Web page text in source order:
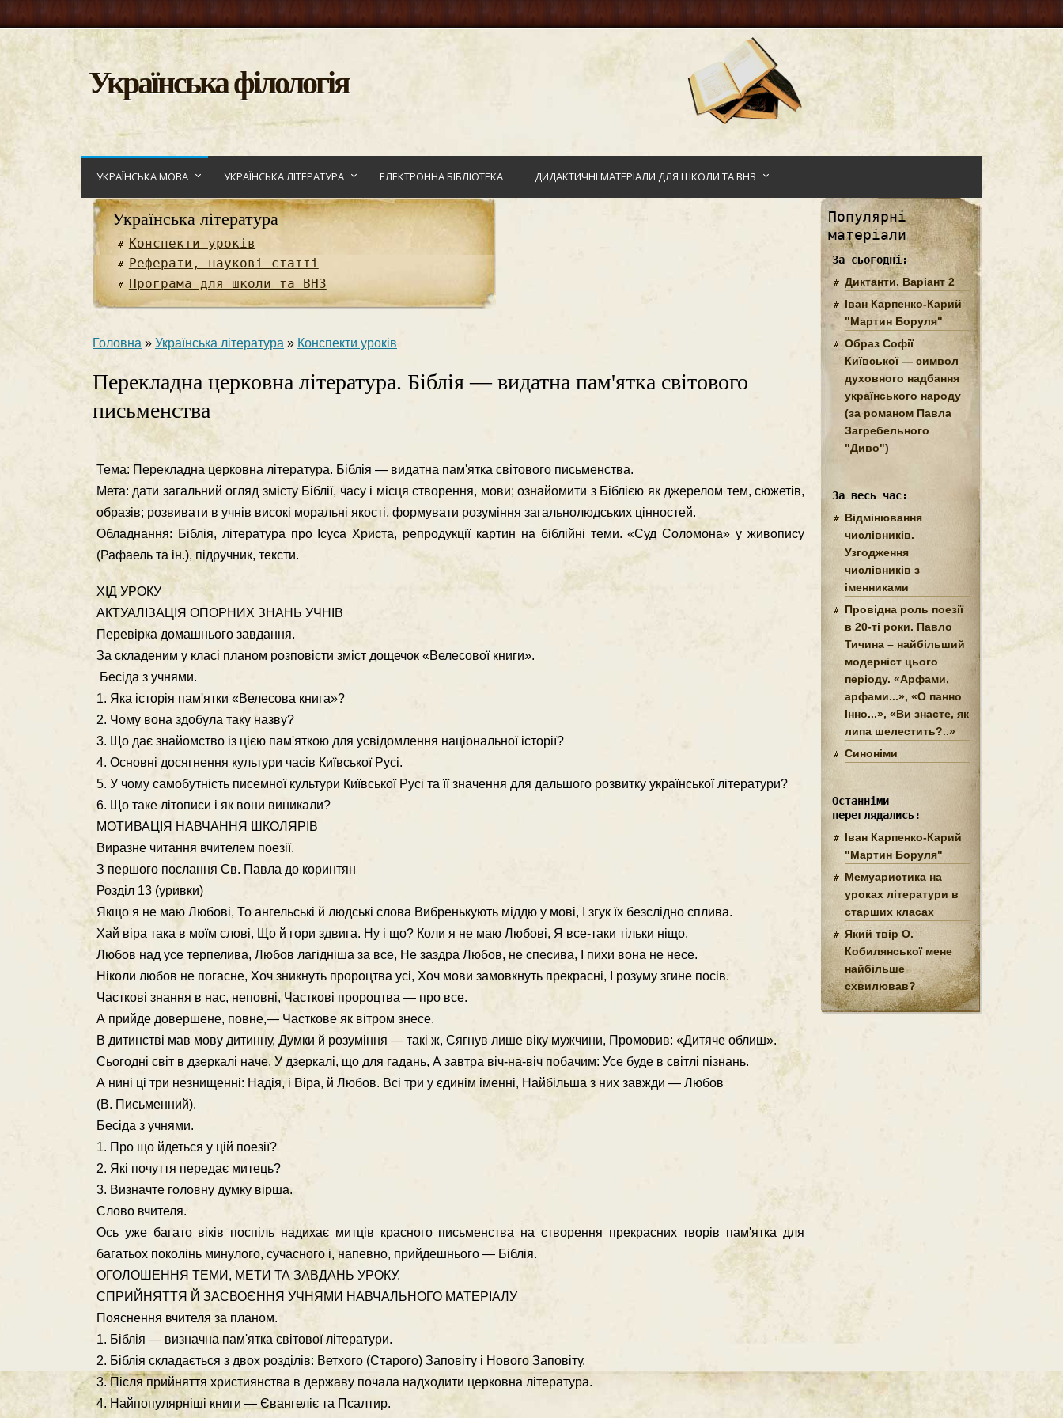
Українська філологія
УКРАЇНСЬКА МОВА УКРАЇНСЬКА ЛІТЕРАТУРА ЕЛЕКТРОННА БІБЛІОТЕКА ДИДАКТИЧНІ МАТЕРІАЛИ ДЛЯ ШКОЛИ ТА ВНЗ
Українська література
Конспекти уроків
Реферати, наукові статті
Програма для школи та ВНЗ
Головна » Українська література » Конспекти уроків
Перекладна церковна література. Біблія — видатна па­м'ятка світового
письменства
Тема: Перекладна церковна література. Біблія — видатна па­м'ятка світового письменства.
Мета: дати загальний огляд змісту Біблії, часу і місця ство­рення, мови; ознайомити з Біблією як джерелом тем, сюжетів,
образів; розвивати в учнів високі мо­ральні якості, формувати розуміння загальнолюдсь­ких цінностей.
Обладнання: Біблія, література про Ісуса Христа, репродукції кар­тин на біблійні теми. «Суд Соломона» у живопису
(Рафаель та ін.), підручник, тексти.
ХІД УРОКУ
АКТУАЛІЗАЦІЯ ОПОРНИХ ЗНАНЬ УЧНІВ
Перевірка домашнього завдання.
За складеним у класі планом розповісти зміст дощечок «Велесової книги».
Бесіда з учнями.
1. Яка історія пам'ятки «Велесова книга»?
2. Чому вона здобула таку назву?
3. Що дає знайомство із цією пам'яткою для усвідомлення націо­нальної історії?
4. Основні досягнення культури часів Київської Русі.
5. У чому самобутність писемної культури Київської Русі та її значення для дальшого розвитку української літератури?
6. Що таке літописи і як вони виникали?
МОТИВАЦІЯ НАВЧАННЯ ШКОЛЯРІВ
Виразне читання вчителем поезії.
З першого послання Св. Павла до коринтян
Розділ 13 (уривки)
Якщо я не маю Любові, То ангельські й людські слова Вибренькують міддю у мові, І згук їх безслідно сплива.
Хай віра така в моїм слові, Що й гори здвига. Ну і що? Коли я не маю Любові, Я все-таки тільки ніщо.
Любов над усе терпелива, Любов лагідніша за все, Не заздра Любов, не спесива, І пихи вона не несе.
Ніколи любов не погасне, Хоч зникнуть пророцтва усі, Хоч мови замовкнуть прекрасні, І розуму згине посів.
Часткові знання в нас, неповні, Часткові пророцтва — про все.
А прийде довершене, повне,— Часткове як вітром знесе.
В дитинстві мав мову дитинну, Думки й розуміння — такі ж, Сягнув лише віку мужчини, Промовив: «Дитяче облиш».
Сьогодні світ в дзеркалі наче, У дзеркалі, що для гадань, А завтра віч-на-віч побачим: Усе буде в світлі пізнань.
А нині ці три незнищенні: Надія, і Віра, й Любов. Всі три у єдинім іменні, Найбільша з них завжди — Любов
(В. Письменний).
Бесіда з учнями.
1. Про що йдеться у цій поезії?
2. Які почуття передає митець?
3. Визначте головну думку вірша.
Слово вчителя.
Ось уже багато віків поспіль надихає митців красного письмен­ства на створення прекрасних творів пам'ятка для
багатьох поколінь минулого, сучасного і, напевно, прийдешнього — Біблія.
ОГОЛОШЕННЯ ТЕМИ, МЕТИ ТА ЗАВДАНЬ УРОКУ.
СПРИЙНЯТТЯ Й ЗАСВОЄННЯ УЧНЯМИ НАВЧАЛЬНОГО МАТЕРІАЛУ
Пояснення вчителя за планом.
1. Біблія — визначна пам'ятка світової літератури.
2. Біблія складається з двох розділів: Ветхого (Старого) Заповіту і Нового Заповіту.
3. Після прийняття християнства в державу почала надходити церковна література.
4. Найпопулярніші книги — Євангеліє та Псалтир.
Популярні
матеріали
За сьогодні:
Диктанти. Варіант 2
Іван Карпенко-Карий
"Мартин Боруля"
Образ Софії
Київської — символ
духовного надбання
українського народу
(за романом Павла
Загребельного
"Диво")
За весь час:
Відмінювання
числівників.
Узгодження
числівників з
іменниками
Провідна роль поезії
в 20-ті роки. Павло
Тичина – найбільший
модерніст цього
періоду. «Арфами,
арфами...», «О панно
Інно...», «Ви знаєте, як
липа шелестить?..»
Синоніми
Останніми
переглядались:
Іван Карпенко-Карий
"Мартин Боруля"
Мемуаристика на
уроках літератури в
старших класах
Який твір О.
Кобилянської мене
найбільше
схвилював?